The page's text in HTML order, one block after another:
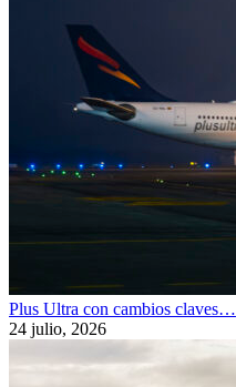
Plus Ultra con cambios claves…
24 julio, 2026